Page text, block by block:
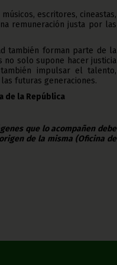
escritores, cineastas,
remuneración justa por las
también forman parte de la
solo supone hacer justicia
impulsar el talento,
futuras generaciones.
de la República
que lo acompañen debe
de la misma (Oficina de